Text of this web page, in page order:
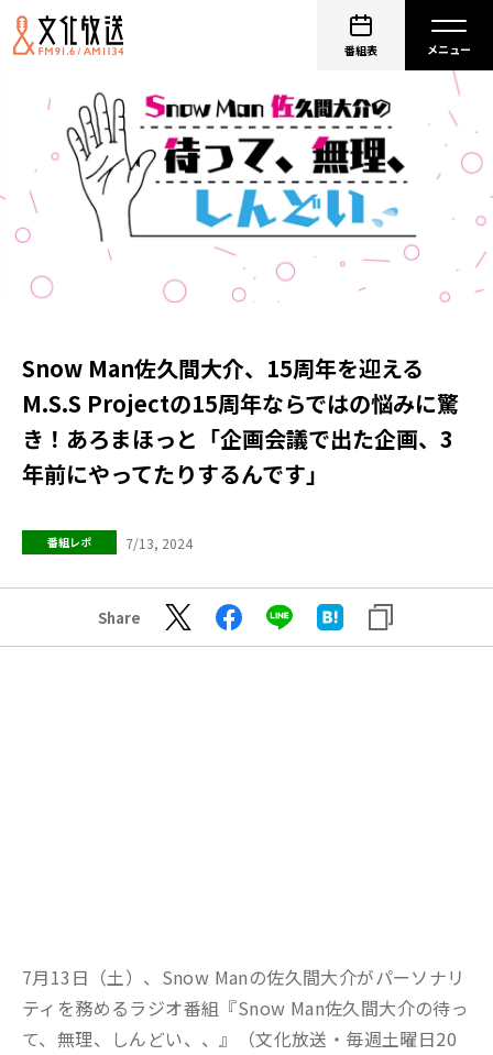
番組表
Snow Man佐久間大介、15周年を迎える
M.S.S Projectの15周年ならではの悩みに驚
き！あろまほっと「企画会議で出た企画、3
年前にやってたりするんです」
番組レポ 7/13, 2024
Share
7月13日（土）、Snow Manの佐久間大介がパーソナリ
ティを務めるラジオ番組『Snow Man佐久間大介の待っ
て、無理、しんどい、、』（文化放送・毎週土曜日20